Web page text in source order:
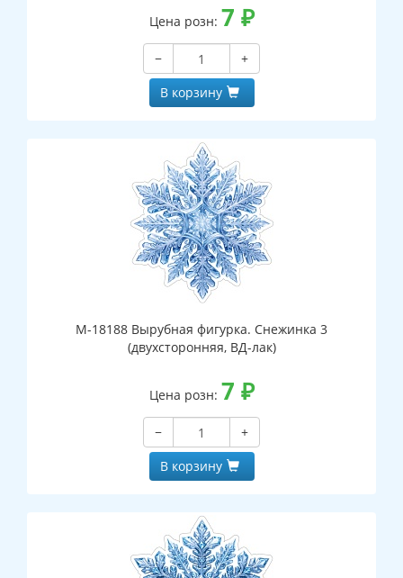
Цена розн: 7 ₽
−
+
В корзину
М-18188 Вырубная фигурка. Снежинка 3
(двухсторонняя, ВД-лак)
Цена розн: 7 ₽
−
+
В корзину